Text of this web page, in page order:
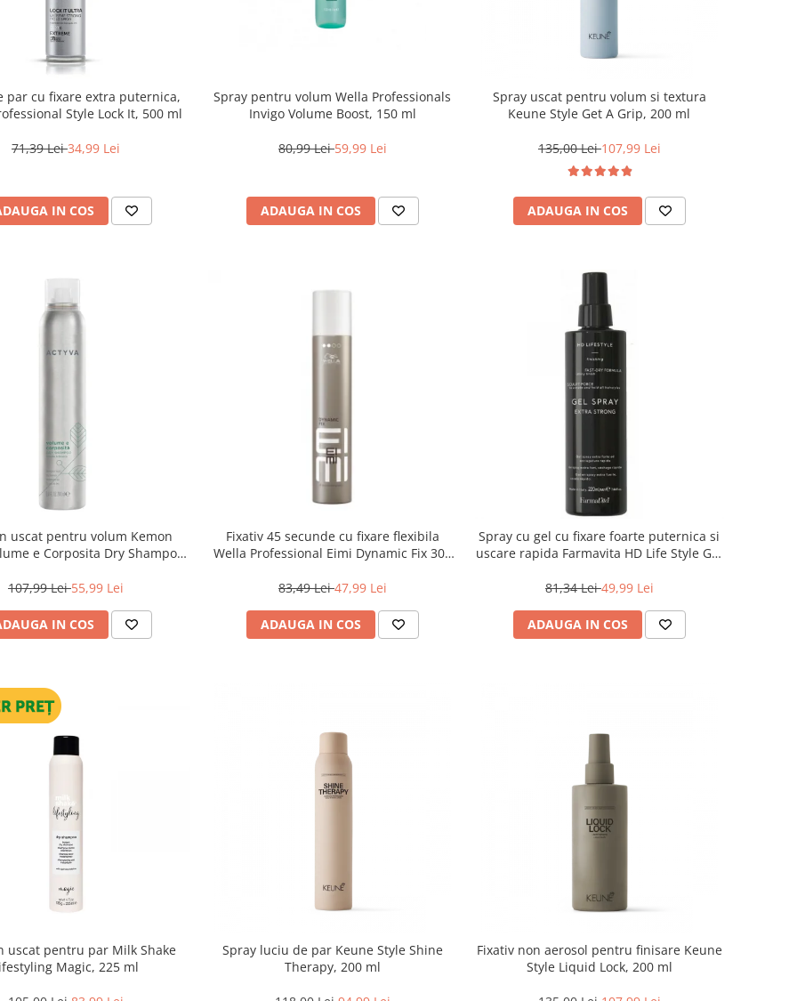
par cu fixare extra puternica,
Style Lock It, 500 ml
71,39 Lei34,99 Lei
IN COS
Spray pentru volum Wella Professionals
Invigo Volume Boost, 150 ml
80,99 Lei59,99 Lei
ADAUGA IN COS
Spray uscat pentru volum si textura
Keune Style Get A Grip, 200 ml
135,00 Lei107,99 Lei
ADAUGA IN COS
uscat pentru volum Kemon
e Corposita Dry Shampoo,
107,99 Lei55,99 Lei
IN COS
Fixativ 45 secunde cu fixare flexibila
Wella Professional Eimi Dynamic Fix 300
83,49 Lei47,99 Lei
ADAUGA IN COS
Spray cu gel cu fixare foarte puternica si
uscare rapida Farmavita HD Life Style Gel
81,34 Lei49,99 Lei
ADAUGA IN COS
uscat pentru par Milk Shake
Magic, 225 ml
Spray luciu de par Keune Style Shine
Therapy, 200 ml
Fixativ non aerosol pentru finisare Keune
Style Liquid Lock, 200 ml